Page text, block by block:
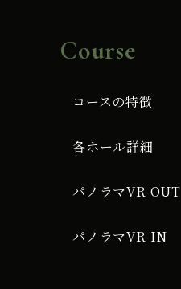
Course
コースの特徴
各ホール詳細
パノラマVR OUT
パノラマVR IN